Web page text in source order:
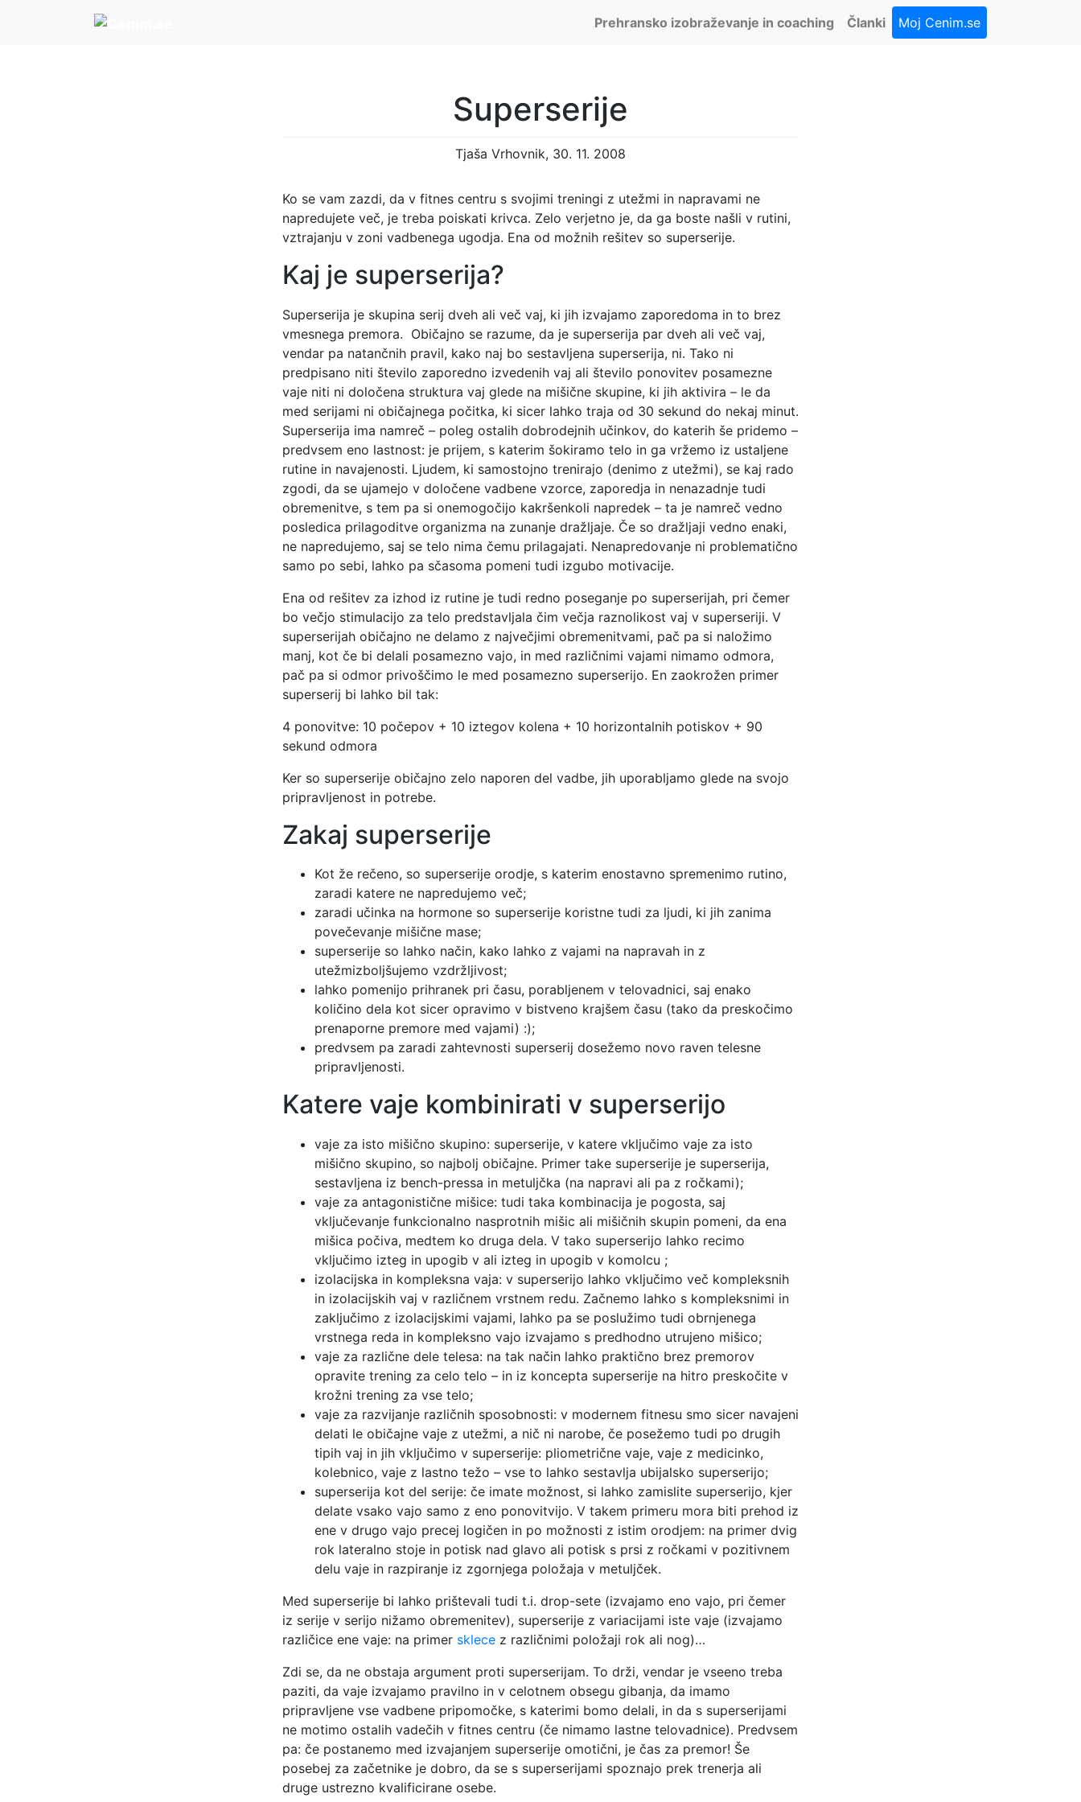
Prehransko izobraževanje in coaching Članki Moj Cenim.se
Superserije
Tjaša Vrhovnik, 30. 11. 2008
Ko se vam zazdi, da v fitnes centru s svojimi treningi z utežmi in napravami ne
napredujete več, je treba poiskati krivca. Zelo verjetno je, da ga boste našli v rutini,
vztrajanju v zoni vadbenega ugodja. Ena od možnih rešitev so superserije.
Kaj je superserija?
Superserija je skupina serij dveh ali več vaj, ki jih izvajamo zaporedoma in to brez
vmesnega premora. Običajno se razume, da je superserija par dveh ali več vaj,
vendar pa natančnih pravil, kako naj bo sestavljena superserija, ni. Tako ni
predpisano niti število zaporedno izvedenih vaj ali število ponovitev posamezne
vaje niti ni določena struktura vaj glede na mišične skupine, ki jih aktivira – le da
med serijami ni običajnega počitka, ki sicer lahko traja od 30 sekund do nekaj minut.
Superserija ima namreč – poleg ostalih dobrodejnih učinkov, do katerih še pridemo –
predvsem eno lastnost: je prijem, s katerim šokiramo telo in ga vržemo iz ustaljene
rutine in navajenosti. Ljudem, ki samostojno trenirajo (denimo z utežmi), se kaj rado
zgodi, da se ujamejo v določene vadbene vzorce, zaporedja in nenazadnje tudi
obremenitve, s tem pa si onemogočijo kakršenkoli napredek – ta je namreč vedno
posledica prilagoditve organizma na zunanje dražljaje. Če so dražljaji vedno enaki,
ne napredujemo, saj se telo nima čemu prilagajati. Nenapredovanje ni problematično
samo po sebi, lahko pa sčasoma pomeni tudi izgubo motivacije.
Ena od rešitev za izhod iz rutine je tudi redno poseganje po superserijah, pri čemer
bo večjo stimulacijo za telo predstavljala čim večja raznolikost vaj v superseriji. V
superserijah običajno ne delamo z največjimi obremenitvami, pač pa si naložimo
manj, kot če bi delali posamezno vajo, in med različnimi vajami nimamo odmora,
pač pa si odmor privoščimo le med posamezno superserijo. En zaokrožen primer
superserij bi lahko bil tak:
4 ponovitve: 10 počepov + 10 iztegov kolena + 10 horizontalnih potiskov + 90
sekund odmora
Ker so superserije običajno zelo naporen del vadbe, jih uporabljamo glede na svojo
pripravljenost in potrebe.
Zakaj superserije
Kot že rečeno, so superserije orodje, s katerim enostavno spremenimo rutino,
zaradi katere ne napredujemo več;
zaradi učinka na hormone so superserije koristne tudi za ljudi, ki jih zanima
povečevanje mišične mase;
superserije so lahko način, kako lahko z vajami na napravah in z
utežmizboljšujemo vzdržljivost;
lahko pomenijo prihranek pri času, porabljenem v telovadnici, saj enako
količino dela kot sicer opravimo v bistveno krajšem času (tako da preskočimo
prenaporne premore med vajami) :);
predvsem pa zaradi zahtevnosti superserij dosežemo novo raven telesne
pripravljenosti.
Katere vaje kombinirati v superserijo
vaje za isto mišično skupino: superserije, v katere vključimo vaje za isto
mišično skupino, so najbolj običajne. Primer take superserije je superserija,
sestavljena iz bench-pressa in metuljčka (na napravi ali pa z ročkami);
vaje za antagonistične mišice: tudi taka kombinacija je pogosta, saj
vključevanje funkcionalno nasprotnih mišic ali mišičnih skupin pomeni, da ena
mišica počiva, medtem ko druga dela. V tako superserijo lahko recimo
vključimo izteg in upogib v ali izteg in upogib v komolcu ;
izolacijska in kompleksna vaja: v superserijo lahko vključimo več kompleksnih
in izolacijskih vaj v različnem vrstnem redu. Začnemo lahko s kompleksnimi in
zaključimo z izolacijskimi vajami, lahko pa se poslužimo tudi obrnjenega
vrstnega reda in kompleksno vajo izvajamo s predhodno utrujeno mišico;
vaje za različne dele telesa: na tak način lahko praktično brez premorov
opravite trening za celo telo – in iz koncepta superserije na hitro preskočite v
krožni trening za vse telo;
vaje za razvijanje različnih sposobnosti: v modernem fitnesu smo sicer navajeni
delati le običajne vaje z utežmi, a nič ni narobe, če posežemo tudi po drugih
tipih vaj in jih vključimo v superserije: pliometrične vaje, vaje z medicinko,
kolebnico, vaje z lastno težo – vse to lahko sestavlja ubijalsko superserijo;
superserija kot del serije: če imate možnost, si lahko zamislite superserijo, kjer
delate vsako vajo samo z eno ponovitvijo. V takem primeru mora biti prehod iz
ene v drugo vajo precej logičen in po možnosti z istim orodjem: na primer dvig
rok lateralno stoje in potisk nad glavo ali potisk s prsi z ročkami v pozitivnem
delu vaje in razpiranje iz zgornjega položaja v metuljček.
Med superserije bi lahko prištevali tudi t.i. drop-sete (izvajamo eno vajo, pri čemer
iz serije v serijo nižamo obremenitev), superserije z variacijami iste vaje (izvajamo
različice ene vaje: na primer sklece z različnimi položaji rok ali nog)…
Zdi se, da ne obstaja argument proti superserijam. To drži, vendar je vseeno treba
paziti, da vaje izvajamo pravilno in v celotnem obsegu gibanja, da imamo
pripravljene vse vadbene pripomočke, s katerimi bomo delali, in da s superserijami
ne motimo ostalih vadečih v fitnes centru (če nimamo lastne telovadnice). Predvsem
pa: če postanemo med izvajanjem superserije omotični, je čas za premor! Še
posebej za začetnike je dobro, da se s superserijami spoznajo prek trenerja ali
druge ustrezno kvalificirane osebe.